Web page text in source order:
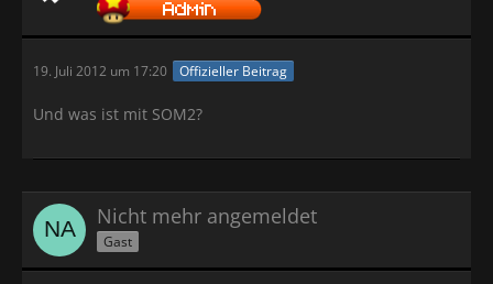
19. Juli 2012 um 17:20 Offizieller Beitrag
Und was ist mit SOM2?
Nicht mehr angemeldet
Gast